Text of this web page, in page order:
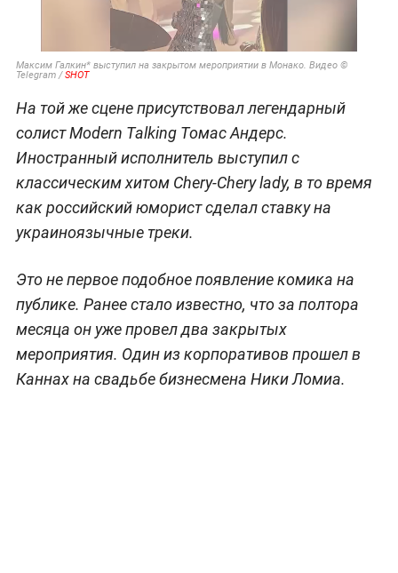
Максим Галкин* выступил на закрытом мероприятии в Монако. Видео ©
Telegram /SHOT
На той же сцене присутствовал легендарный
солист Modern Talking Томас Андерс.
Иностранный исполнитель выступил с
классическим хитом Chery-Chery lady, в то время
как российский юморист сделал ставку на
украиноязычные треки.
Это не первое подобное появление комика на
публике. Ранее стало известно, что за полтора
месяца он уже провел два закрытых
мероприятия. Один из корпоративов прошел в
Каннах на свадьбе бизнесмена Ники Ломиа.